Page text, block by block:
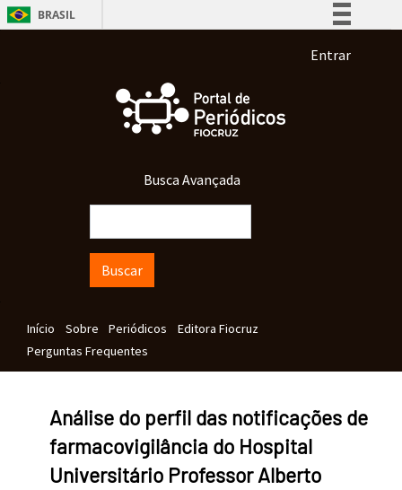
Pular para o conteúdo principal
BRASIL
Participe
Acesso à informação
Menu de
Entrar
Busca Avançada
Navegação principal
Início Sobre Periódicos
Editora Fiocruz
Perguntas Frequentes
Análise do perfil das notificações de
farmacovigilância do Hospital
Universitário Professor Alberto